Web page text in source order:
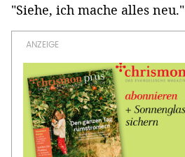
"Siehe, ich mache alles neu."